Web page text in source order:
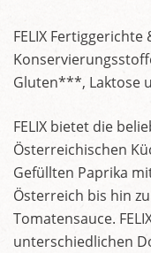
FELIX Fertiggerichte
Gluten***, Laktose
FELIX bietet die
Österreichischen
Gefüllten Paprika
Österreich bis hin
Tomatensauce.
unterschiedlichen